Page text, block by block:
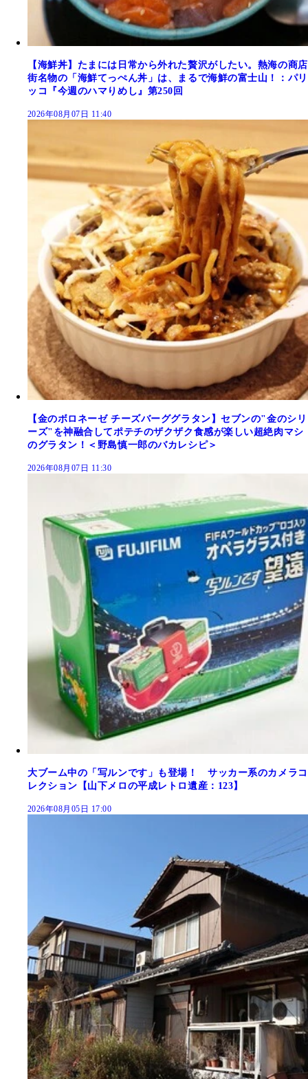
【海鮮丼】たまには日常から外れた贅沢がしたい。熱海の商店
街名物の「海鮮てっぺん丼」は、まるで海鮮の富士山！：パリ
ッコ『今週のハマりめし』第250回
2026年08月07日 11:40
【金のボロネーゼ チーズバーググラタン】セブンの"金のシリ
ーズ"を神融合してポテチのザクザク食感が楽しい超絶肉マシ
のグラタン！＜野島慎一郎のバカレシピ＞
2026年08月07日 11:30
大ブーム中の「写ルンです」も登場！ サッカー系のカメラコ
レクション【山下メロの平成レトロ遺産：123】
2026年08月05日 17:00